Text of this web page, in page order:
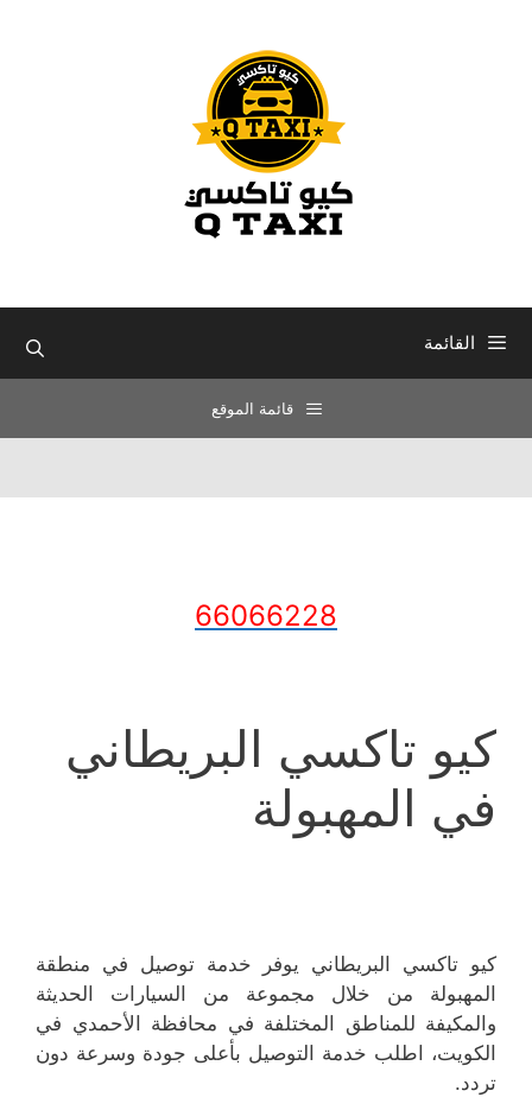
القائمة
قائمة الموقع
66066228
كيو تاكسي البريطاني
في المهبولة
كيو تاكسي البريطاني يوفر خدمة توصيل في منطقة
المهبولة من خلال مجموعة من السيارات الحديثة
والمكيفة للمناطق المختلفة في محافظة الأحمدي في
الكويت، اطلب خدمة التوصيل بأعلى جودة وسرعة دون
تردد.